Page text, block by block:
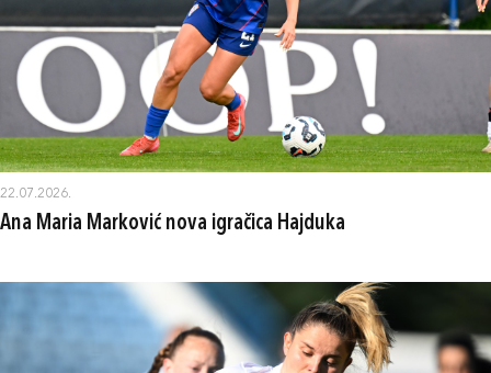
22.07.2026.
Ana Maria Marković nova igračica Hajduka